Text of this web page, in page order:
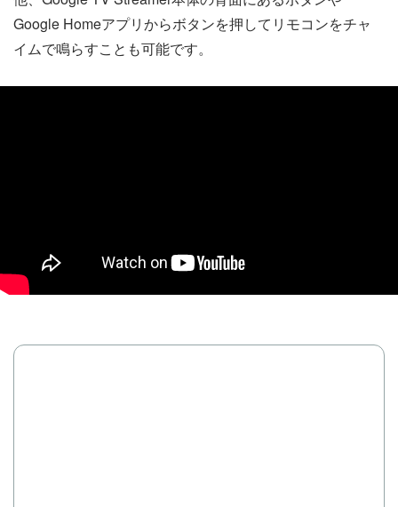
Google Homeアプリからボタンを押してリモコンをチャ
イムで鳴らすことも可能です。